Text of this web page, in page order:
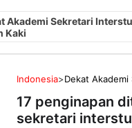
Akademi Sekretari
Kaki
Indonesia>Dekat
17 penginapan
sekretari